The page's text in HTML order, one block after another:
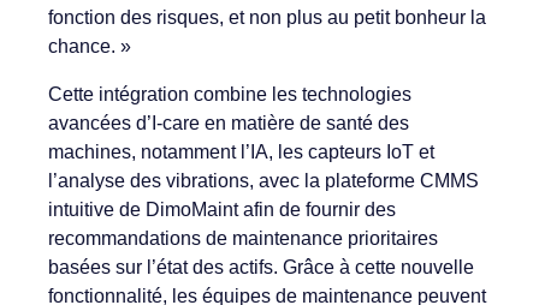
fonction des risques, et non plus au petit bonheur la
chance. »
Cette intégration combine les technologies
avancées d’I-care en matière de santé des
machines, notamment l’IA, les capteurs IoT et
l’analyse des vibrations, avec la plateforme CMMS
intuitive de DimoMaint afin de fournir des
recommandations de maintenance prioritaires
basées sur l’état des actifs. Grâce à cette nouvelle
fonctionnalité, les équipes de maintenance peuvent